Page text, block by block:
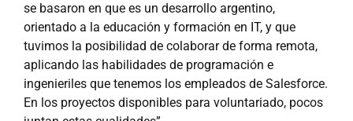
se basaron en que es un desarrollo argentino,
orientado a la educación y formación en IT, y que
tuvimos la posibilidad de colaborar de forma remota,
aplicando las habilidades de programación e
ingenieriles que tenemos los empleados de Salesforce.
En los proyectos disponibles para voluntariado, pocos